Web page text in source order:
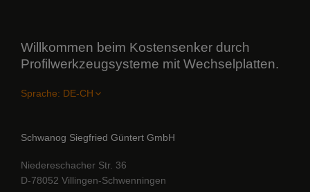
Willkommen beim Kostensenker durch
Profilwerkzeugsysteme mit Wechselplatten.
Sprache:
Schwanog Siegfried Güntert GmbH
Niedereschacher Str. 36
D-78052 Villingen-Schwenningen